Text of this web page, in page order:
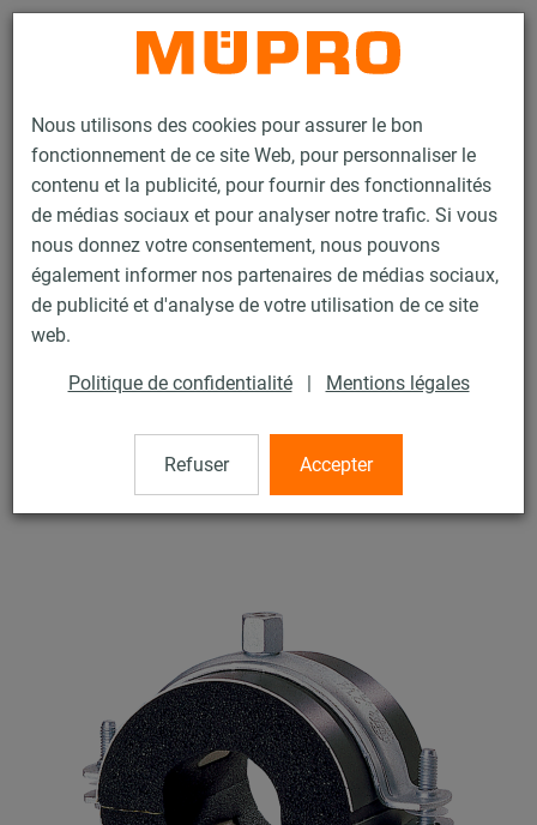
Nous utilisons des cookies pour assurer le bon
fonctionnement de ce site Web, pour personnaliser le
contenu et la publicité, pour fournir des fonctionnalités
de médias sociaux et pour analyser notre trafic. Si vous
nous donnez votre consentement, nous pouvons
également informer nos partenaires de médias sociaux,
de publicité et d'analyse de votre utilisation de ce site
web.
Politique de confidentialité | Mentions légales
Refuser Accepter
Contact
Produits Technique de fixation
Colliers
Collier coquille ARMAFLEX®
Collier coquille ARMAFLEX®
Collier Armaflex 60/13